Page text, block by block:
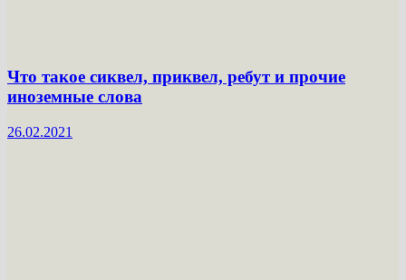
Что такое сиквел, приквел, ребут и прочие
иноземные слова
26.02.2021